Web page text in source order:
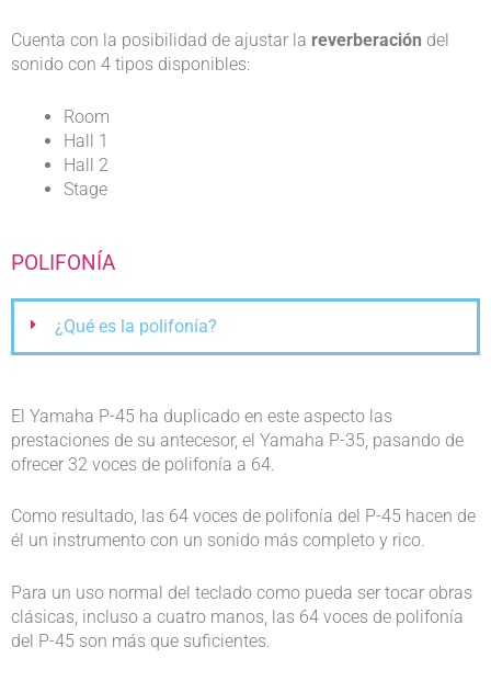
Cuenta con la posibilidad de ajustar la reverberación del
sonido con 4 tipos disponibles:
Room
Hall 1
Hall 2
Stage
POLIFONÍA
¿Qué es la polifonía?
El Yamaha P-45 ha duplicado en este aspecto las
prestaciones de su antecesor, el Yamaha P-35, pasando de
ofrecer 32 voces de polifonía a 64.
Como resultado, las 64 voces de polifonía del P-45 hacen de
él un instrumento con un sonido más completo y rico.
Para un uso normal del teclado como pueda ser tocar obras
clásicas, incluso a cuatro manos, las 64 voces de polifonía
del P-45 son más que suficientes.